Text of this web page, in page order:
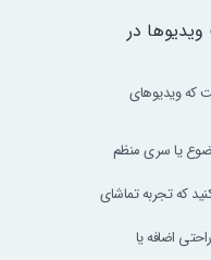
ویدیوها در
که ویدیوهای
یا سری منظم
که تجربه تماشای
اضافه یا